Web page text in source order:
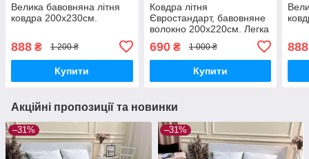
Велика бавовняна літня
ковдра 200х230см.
888 ₴ 1 200 ₴
Купити
Ковдра літня
Євростандарт, бавовняне
волокно 200х220см. Легка
стьобана ковдра ТМ ODA.
690₴ 1 000 ₴
Купити
888
Акційні пропозиції та новинки
–31% –31%